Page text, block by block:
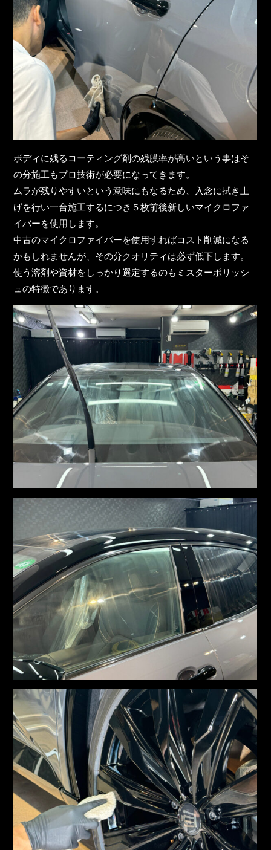
ボディに残るコーティング剤の残膜率が高いという事はそ
の分施工もプロ技術が必要になってきます。
ムラが残りやすいという意味にもなるため、入念に拭き上
げを行い一台施工するにつき５枚前後新しいマイクロファ
イバーを使用します。
中古のマイクロファイバーを使用すればコスト削減になる
かもしれませんが、その分クオリティは必ず低下します。
使う溶剤や資材をしっかり選定するのもミスターポリッシ
ュの特徴であります。